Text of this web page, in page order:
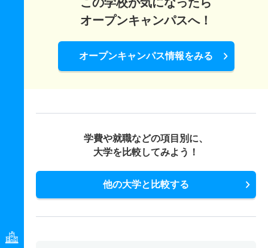
オープンキャンパスへ！
オープンキャンパス情報をみる
学費や就職などの項目別に、
大学を比較してみよう！
他の大学と比較する